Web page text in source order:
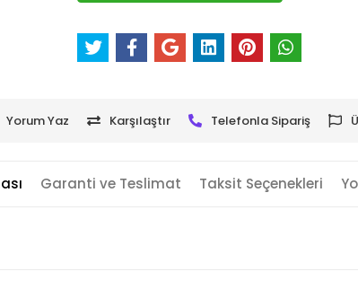
Yorum Yaz Karşılaştır Telefonla Sipariş
Garanti ve Teslimat Taksit Seçenekleri